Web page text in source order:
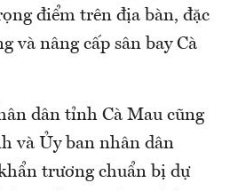
điểm trên địa bàn, đặc
và nâng cấp sân bay Cà
dân tỉnh Cà Mau cũng
và Ủy ban nhân dân
trương chuẩn bị dự